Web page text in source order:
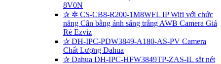
8V0N
✰ ✲ CS-CB8-R200-1M8WFL IP Wifi với chức
năng Cân bằng ánh sáng trắng AWB Camera Giá
Rẻ Ezviz
✰ DH-IPC-PDW3849-A180-AS-PV Camera
Chất Lượng Dahua
✰ Dahua DH-IPC-HFW3849TP-ZAS-IL sắt nét